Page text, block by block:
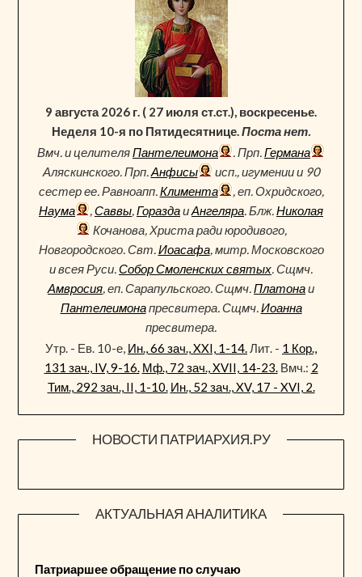
9 августа 2026 г. ( 27 июля ст.ст.), воскресенье.
Неделя 10-я по Пятидесятнице.Поста нет.
Вмч. и целителяПантелеимона . Прп.Германа
Аляскинского. Прп.Анфисы
исп., игумении и 90
сестер ее. Равноапп.Климента
, еп. Охридского,
Наума
,Саввы,ГораздаиАнгеляра. Блж.Николая
Кочанова, Христа ради юродивого,
Новгородского. Свт.Иоасафа, митр. Московского
и всея Руси.Собор Смоленских святых. Сщмч.
Амвросия, еп. Сарапульского. Сщмч.Платонаи
Пантелеимонапресвитера. Сщмч.Иоанна
пресвитера.
Утр. - Ев. 10-е, Ин., 66 зач., XXI, 1-14.Лит. - 1 Кор.,
131 зач., IV, 9-16. Мф., 72 зач., XVII, 14-23.Вмч.: 2
Тим., 292 зач., II, 1-10. Ин., 52 зач., XV, 17 - XVI, 2.
НОВОСТИ ПАТРИАРХИЯ.РУ
АКТУАЛЬНАЯ АНАЛИТИКА
Патриаршее обращение по случаю